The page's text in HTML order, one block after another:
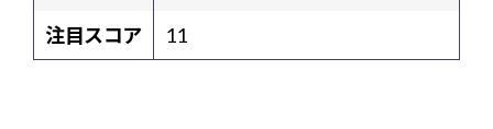
注目スコア
11